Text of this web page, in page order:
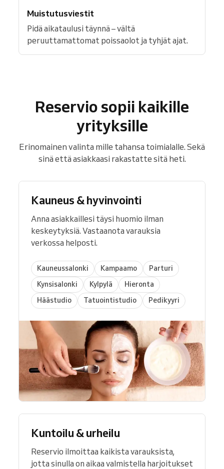
Muistutusviestit
Pidä aikataulusi täynnä – vältä
peruuttamattomat poissaolot ja tyhjät ajat.
Reservio sopii kaikille
yrityksille
Erinomainen valinta mille tahansa toimialalle. Sekä
sinä että asiakkaasi rakastatte sitä heti.
Kauneus & hyvinvointi
Anna asiakkaillesi täysi huomio ilman
keskeytyksiä. Vastaanota varauksia
verkossa helposti.
Kauneussalonki Kampaamo
Parturi
Kynsisalonki
Kylpylä
Hieronta
Häästudio
Tatuointistudio Pedikyyri
Kuntoilu & urheilu
Reservio ilmoittaa kaikista varauksista,
jotta sinulla on aikaa valmistella harjoitukset